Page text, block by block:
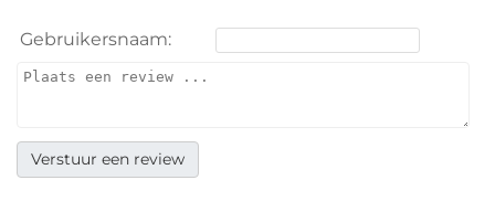
Gebruikersnaam: